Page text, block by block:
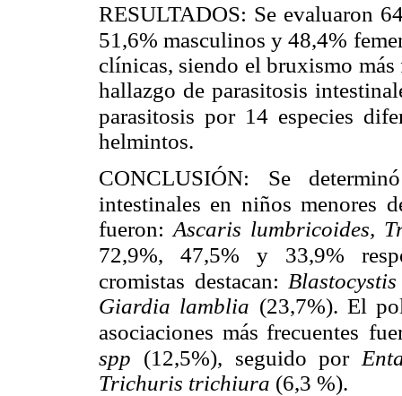
RESULTADOS: Se evaluaron
51,6% masculinos y 48,4%
clínicas, siendo el bruxismo
hallazgo de parasitosis
parasitosis por 14 especies
helmintos.
CONCLUSIÓN: Se
intestinales en niños menores
fueron:Ascaris lumbricoides,
72,9%, 47,5%
y 33,9%
cromistas destacan:
Giardia lamblia (23,7%). El
asociaciones más frecuentes
spp (12,5%), seguido por
Trichuris trichiura (6,3 %).